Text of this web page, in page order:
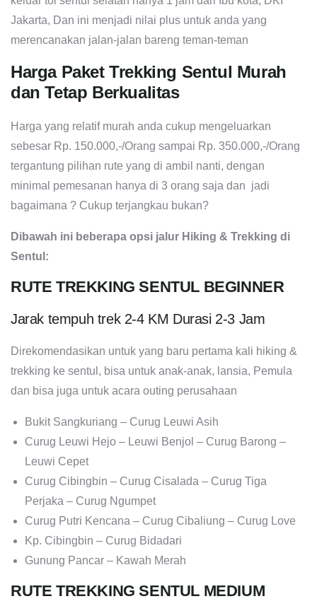
Jakarta, Dan ini menjadi nilai plus untuk anda yang
merencanakan jalan-jalan bareng teman-teman
Harga Paket Trekking Sentul Murah
dan Tetap Berkualitas
Harga yang relatif murah anda cukup mengeluarkan
sebesar Rp. 150.000,-/Orang sampai Rp. 350.000,-/Orang
tergantung pilihan rute yang di ambil nanti, dengan
minimal pemesanan hanya di 3 orang saja dan jadi
bagaimana ? Cukup terjangkau bukan?
Dibawah ini beberapa opsi jalur Hiking & Trekking di
Sentul:
RUTE TREKKING SENTUL BEGINNER
Jarak tempuh trek 2-4 KM Durasi 2-3 Jam
Direkomendasikan untuk yang baru pertama kali hiking &
trekking ke sentul, bisa untuk anak-anak, lansia, Pemula
dan bisa juga untuk acara outing perusahaan
Bukit Sangkuriang – Curug Leuwi Asih
Curug Leuwi Hejo – Leuwi Benjol – Curug Barong –
Leuwi Cepet
Curug Cibingbin – Curug Cisalada – Curug Tiga
Perjaka – Curug Ngumpet
Curug Putri Kencana – Curug Cibaliung – Curug Love
Kp. Cibingbin – Curug Bidadari
Gunung Pancar – Kawah Merah
RUTE TREKKING SENTUL MEDIUM